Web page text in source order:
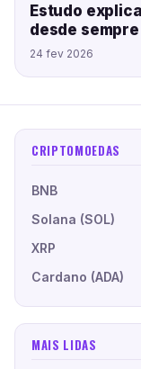
Estudo
desde sempre
24 fev 2026
CRIPTOMOEDAS
BNB
Solana (SOL)
XRP
Cardano (ADA)
MAIS LIDAS